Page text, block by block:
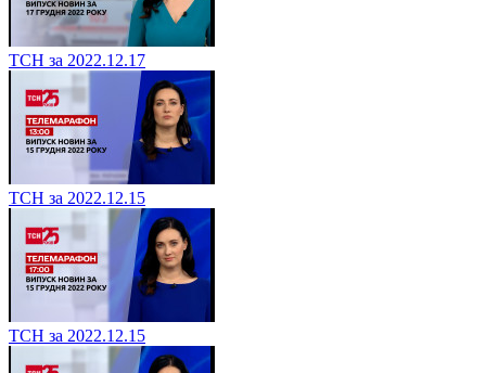
ТСН за 2022.12.17
ТСН за 2022.12.15
ТСН за 2022.12.15